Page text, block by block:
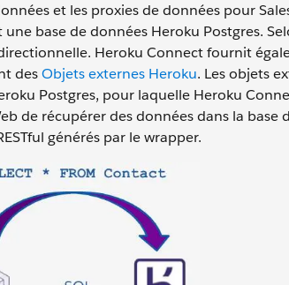
et les proxies de données pour
base de données Heroku Postgres.
Heroku Connect fournit
desObjets externes Heroku. Les objets
Postgres, pour laquelle Heroku
de récupérer des données dans la base
générés par le wrapper.